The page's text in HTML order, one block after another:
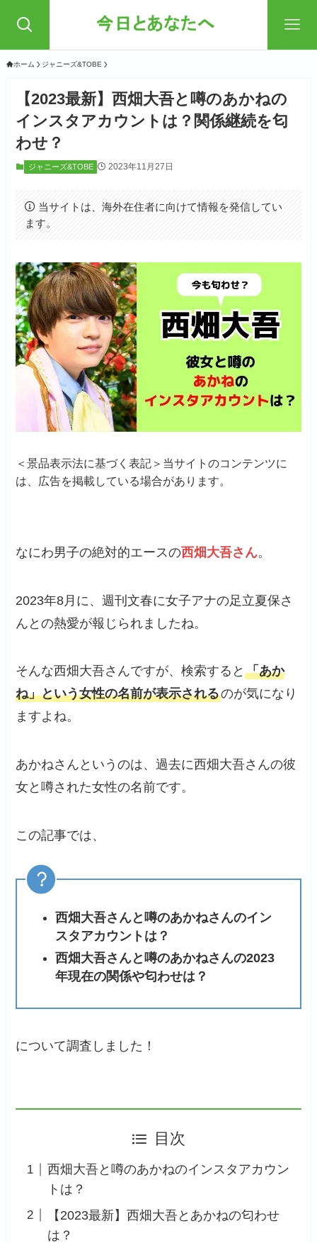
ホーム ジャニーズ&TOBE
【2023最新】西畑大吾と噂のあかねの
インスタアカウントは？関係継続を匂
わせ？
ジャニーズ&TOBE 2023年11月27日
当サイトは、海外在住者に向けて情報を発信してい
ます。
＜景品表示法に基づく表記＞当サイトのコンテンツに
は、広告を掲載している場合があります。
なにわ男子の絶対的エースの西畑大吾さん。
2023年8月に、週刊文春に女子アナの足立夏保さ
んとの熱愛が報じられましたね。
そんな西畑大吾さんですが、検索すると「あか
ね」という女性の名前が表示されるのが気になり
ますよね。
あかねさんというのは、過去に西畑大吾さんの彼
女と噂された女性の名前です。
この記事では、
西畑大吾さんと噂のあかねさんのイン
スタアカウントは？
西畑大吾さんと噂のあかねさんの2023
年現在の関係や匂わせは？
について調査しました！
目次
西畑大吾と噂のあかねのインスタアカウン
トは？
【2023最新】西畑大吾とあかねの匂わせ
は？